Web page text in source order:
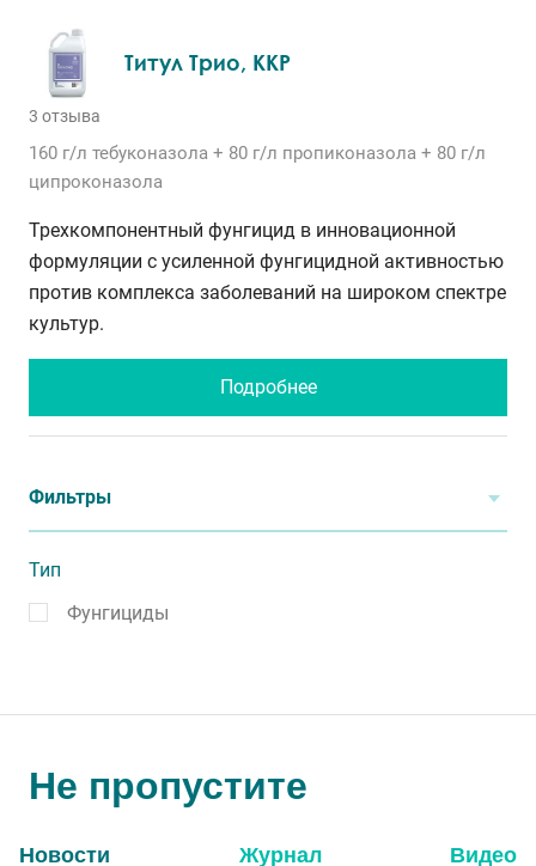
Титул Трио, ККР
3 отзыва
160 г/л тебуконазола + 80 г/л пропиконазола + 80 г/л
ципроконазола
Трехкомпонентный фунгицид в инновационной
формуляции с усиленной фунгицидной активностью
против комплекса заболеваний на широком спектре
культур.
Подробнее
Фильтры
Тип
Фунгициды
Не пропустите
Новости Журнал Видео